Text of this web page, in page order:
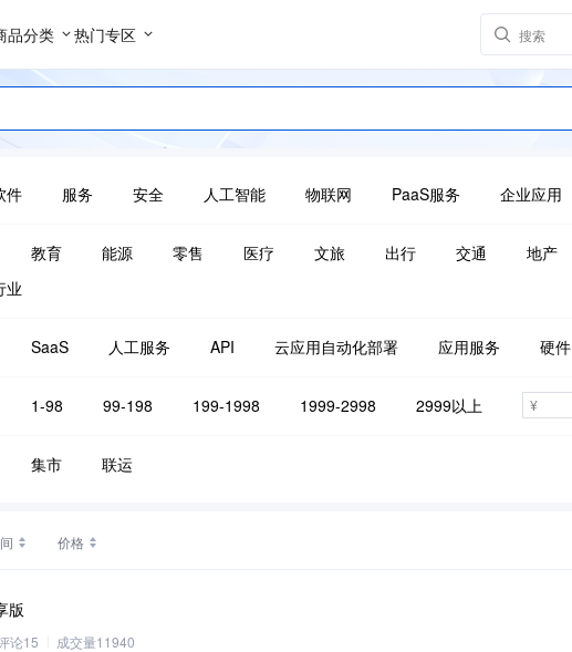
品分类 热门专区
件 服务 安全 人工智能 物联网 PaaS服务 企业应用
教育 能源 零售 医疗 文旅 出行 交通 地产
业
SaaS 人工服务 API 云应用自动化部署 应用服务 硬件
1-98 99-198 199-1998 1999-2998 2999以上
集市 联运
价格
版
论15 成交量11940